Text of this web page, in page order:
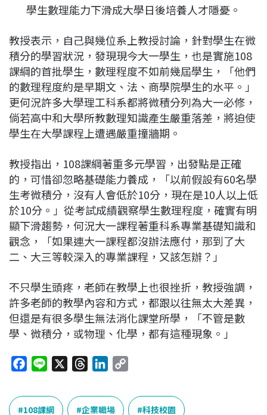
學生數理能力下滑成大學日後培養人才隱憂。
教授表示，自己與幾位系上教授討論，針對學生在微
積分的學習狀況，發現現今大一學生，也是實施108
課綱的首批學生，數理程度不如前幾屆學生，「他們
的數理程度約是早期文、法、商學院學生的水平。」
更何況許多大學理工科系都將微積分列為大一必修，
倘若高中和大學所教數理知識產生嚴重落差，將迫使
學生在大學課程上遭遇嚴重撞牆期。
教授指出，108課綱著重多元學習，出發點是正確
的，可惜卻忽略基礎能力養成，「以前假設有60名學
生考微積分，沒有人會低於10分，現在是10人以上低
於10分。」從考試成績觀察學生數理程度，確實有明
顯下滑趨勢，何況大一課程著重科系專業基礎知識和
觀念，「如果連大一課程都沒辦法應付，那到了大
二、大三等較深入的專業課程，又該怎辦？」
不只學生頭疼，老師在教學上也很挫折，教授強調，
許多老師的教學內容和方式，都跟以往無太大差異，
但還是有很多學生無法消化課堂所學，「不管是數
學、微積分，或物理、化學，都有這種現象。」
c
e
n
e
r
e
n
k
p
y
108課綱 企業職場 科技校園